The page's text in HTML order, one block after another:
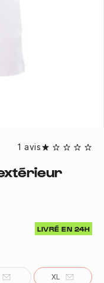
1 avis
LIVRÉ EN 24H
XL